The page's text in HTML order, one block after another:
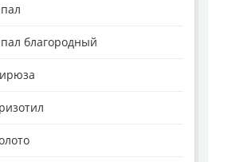
благородный